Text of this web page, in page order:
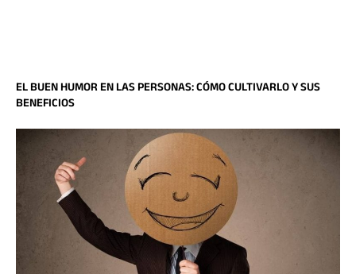
EL BUEN HUMOR EN LAS PERSONAS: CÓMO CULTIVARLO Y SUS
BENEFICIOS